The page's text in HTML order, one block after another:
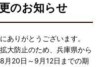
のお知らせ
ありがとうございます。
大防止のため、兵庫県から
月20日～9月12日までの期